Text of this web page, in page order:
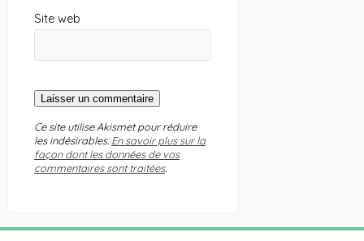
Site web
Ce site utilise Akismet pour réduire
les indésirables. En savoir plus sur la
façon dont les données de vos
commentaires sont traitées.